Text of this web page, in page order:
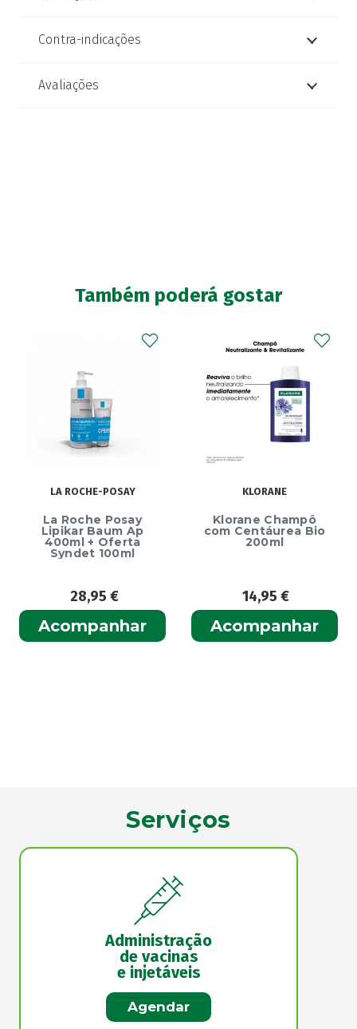
Contra-indicações
Avaliações
Também poderá gostar
LA ROCHE-POSAY
La Roche Posay
Lipikar Baum Ap
400ml + Oferta
Syndet 100ml
28,95€
Acompanhar
KLORANE
Klorane Champô
com Centáurea Bio
200ml
14,95€
Acompanhar
Serviços
Administração
de vacinas
e injetáveis
Agendar